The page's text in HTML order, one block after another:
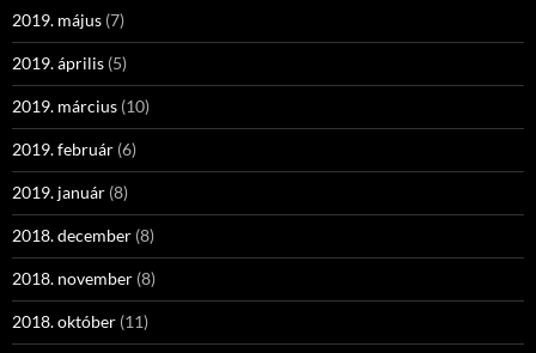
2019. május (7)
2019. április (5)
2019. március (10)
2019. február (6)
2019. január (8)
2018. december (8)
2018. november (8)
2018. október (11)